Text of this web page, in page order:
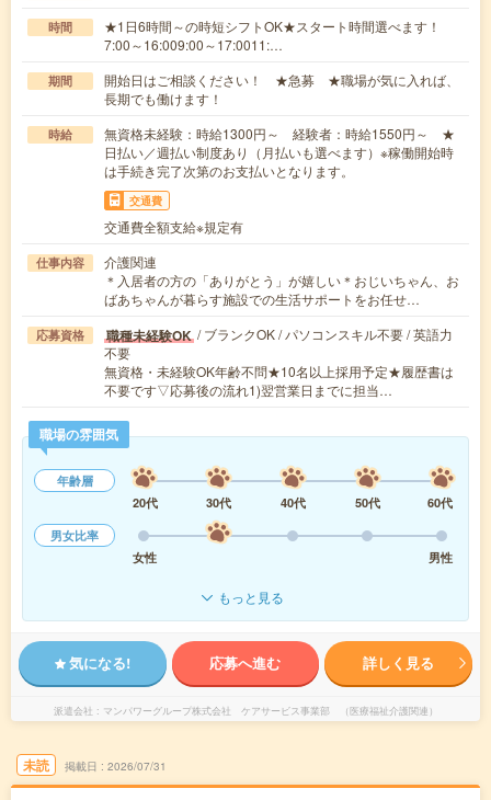
時間
★1日6時間～の時短シフトOK★スタート時間選べます！
7:00～16:009:00～17:0011:…
期間
開始日はご相談ください！ ★急募 ★職場が気に入れば、
長期でも働けます！
時給
無資格未経験：時給1300円～ 経験者：時給1550円～ ★
日払い／週払い制度あり（月払いも選べます）※稼働開始時
は手続き完了次第のお支払いとなります。
交通費
交通費全額支給※規定有
仕事内容
介護関連
＊入居者の方の「ありがとう」が嬉しい＊おじいちゃん、お
ばあちゃんが暮らす施設での生活サポートをお任せ…
応募資格 職種未経験OK / ブランクOK / パソコンスキル不要 / 英語力
不要
無資格・未経験OK年齢不問★10名以上採用予定★履歴書は
不要です▽応募後の流れ1)翌営業日までに担当…
職場の雰囲気
年齢層
20代
30代 40代 50代
60代
男女比率
女性
男性
もっと見る
気になる! 応募へ進む 詳しく見る
派遣会社 マンパワーグループ株式会社 ケアサービス事業部 （医療福祉介護関連）
未読 掲載日 2026/07/31